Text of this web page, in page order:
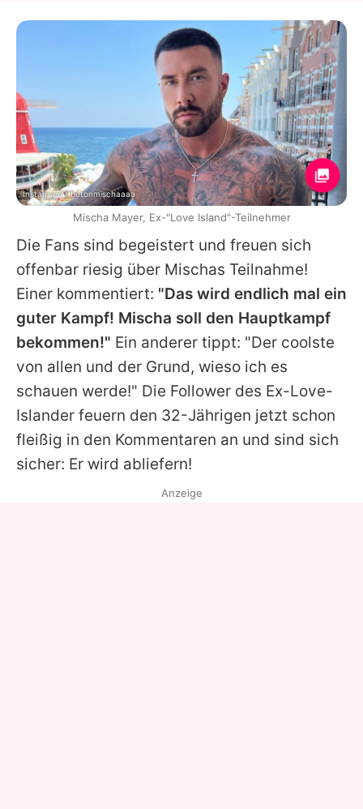
Die Fans sind begeistert und freuen sich
offenbar riesig über Mischas Teilnahme!
Einer kommentiert: "Das wird endlich mal ein
guter Kampf! Mischa soll den Hauptkampf
bekommen!" Ein anderer tippt: "Der coolste
von allen und der Grund, wieso ich es
schauen werde!" Die Follower des Ex-Love-
Islander feuern den 32-Jährigen jetzt schon
fleißig in den Kommentaren an und sind sich
sicher: Er wird abliefern!
Instagram / betonmischaaaa
Mischa Mayer, Ex-"Love Island"-Teilnehmer
Anzeige